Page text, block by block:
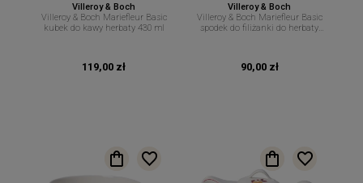
Villeroy & Boch
Villeroy & Boch Mariefleur Basic
kubek do kawy herbaty 430 ml
119,00 zł
Villeroy & Boch
Villeroy & Boch Mariefleur Basic
spodek do filiżanki do herbaty
90,00 zł